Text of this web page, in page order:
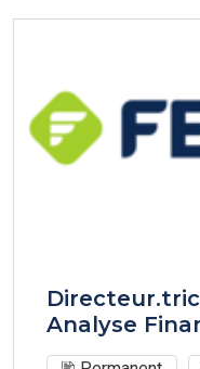
Analyse